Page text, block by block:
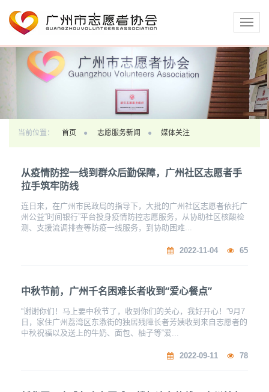
切
换
航
当前位置： 首页 志愿服务新闻 媒体关注
从疫情防控一线到群众后勤保障，广州社区志愿者手
拉手筑牢防线
连日来，在广州市民政局的指导下，大批的广州社区志愿者依托广
州公益“时间银行”平台投身疫情防控志愿服务，从协助社区核酸检
测、支援流调排查等防疫一线服务，到协助困难...
2022-11-04 65
中秋节前，广州千名困难长者收到“爱心餐点”
“谢谢你们！马上要中秋节了，收到你们的关心，我好开心！”9月7
日，家住广州荔湾区东漖街的独居残障长者芳姨收到来自志愿者的
中秋祝福以及送上的牛奶、面包、柚子等“爱...
2022-09-11 78